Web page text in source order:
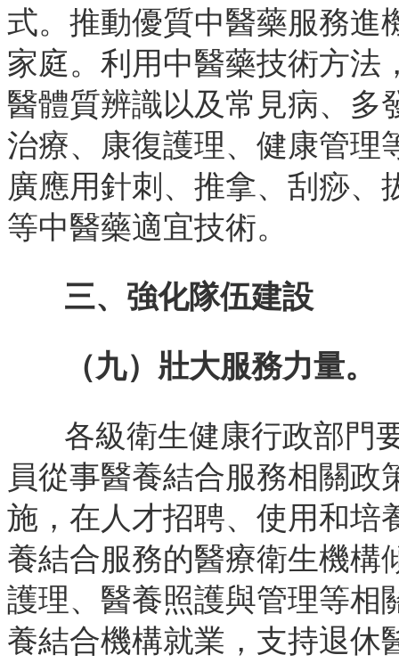
式。推動優質中醫藥服務進
家庭。利用中醫藥技術方法
醫體質辨識以及常見病、多
治療、康復護理、健康管理
廣應用針刺、推拿、刮痧、
等中醫藥適宜技術。
三、強化隊伍建設
（九）壯大服務力量。
各級衛生健康行政部門
員從事醫養結合服務相關政
施，在人才招聘、使用和培
養結合服務的醫療衛生機構
護理、醫養照護與管理等相
養結合機構就業，支持退休